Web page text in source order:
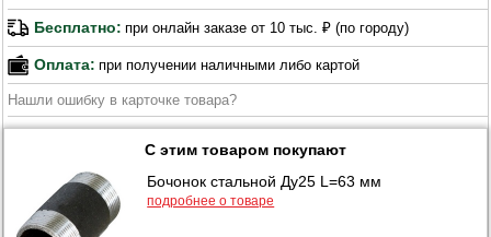
Бесплатно: при онлайн заказе от 10 тыс. ₽ (по городу)
Оплата: при получении наличными либо картой
Нашли ошибку в карточке товара?
С этим товаром покупают
Бочонок стальной Ду25 L=63 мм
подробнее о товаре